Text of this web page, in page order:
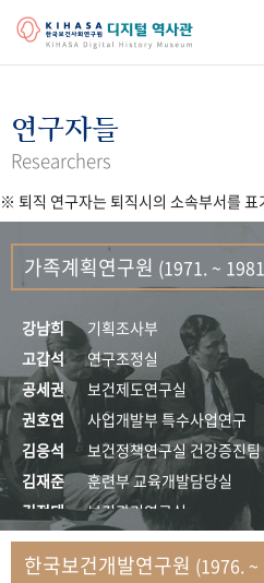
걸어온 길 기관 변천사
연구 역사
정책과 연구 키워드로 보는 연구
간행물 변천사
기록물 아카이브
사진 아카이브 문서 기록물
50+1주년 기념
성과 50선 숫자로 보는 50년
세계와 함께 한 KIHASA
연구자들
Researchers
※ 퇴직 연구자는 퇴직시의 소속부서를 표
가족계획연구원 (1971. ~
강남희
기획조사부
고갑석
연구조정실
공세권
보건제도연구실
권호연
사업개발부 특수사업연구
김응석
보건정책연구실 건강증진팀
김재준
훈련부 교육개발담당실
김정태
보건관리연구실
김지자
연구부 사회개발담당실
김태룡
조사평가부 연구과
한국보건개발연구원 (1976.